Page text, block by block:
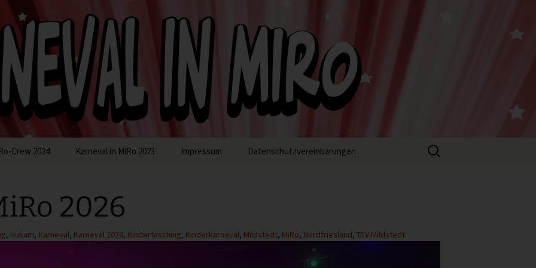
MiRo
Crew 2024 Karneval in MiRo 2023 Impressum Datenschutzvereinbarungen
Suchen
nach:
2026
, Husum, Karneval, Karneval 2026, Kinderfasching, Kinderkarneval, Mildstedt, MiRo, Nordfriesland, TSV Mildstedt